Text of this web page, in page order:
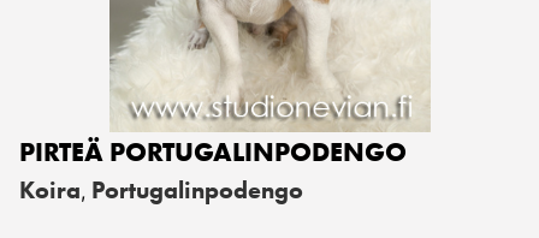
PIRTEÄ PORTUGALINPODENGO
Koira, Portugalinpodengo